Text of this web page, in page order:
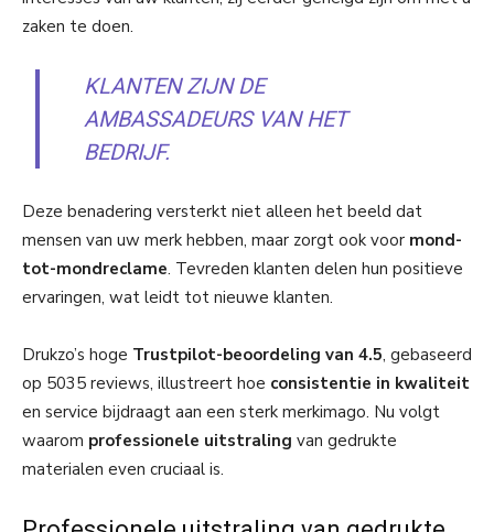
zaken te doen.
KLANTEN ZIJN DE
AMBASSADEURS VAN HET
BEDRIJF.
Deze benadering versterkt niet alleen het beeld dat
mensen van uw merk hebben, maar zorgt ook voor mond-
tot-mondreclame. Tevreden klanten delen hun positieve
ervaringen, wat leidt tot nieuwe klanten.
Drukzo’s hoge Trustpilot-beoordeling van 4.5, gebaseerd
op 5035 reviews, illustreert hoe consistentie in kwaliteit
en service bijdraagt aan een sterk merkimago. Nu volgt
waarom professionele uitstraling van gedrukte
materialen even cruciaal is.